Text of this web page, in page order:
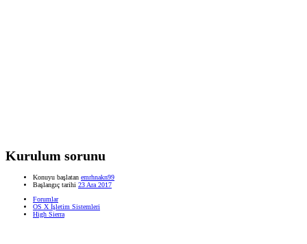
Kurulum sorunu
Konuyu başlatan emrhnakn99
Başlangıç tarihi 23 Ara 2017
Forumlar
OS X İşletim Sistemleri
High Sierra